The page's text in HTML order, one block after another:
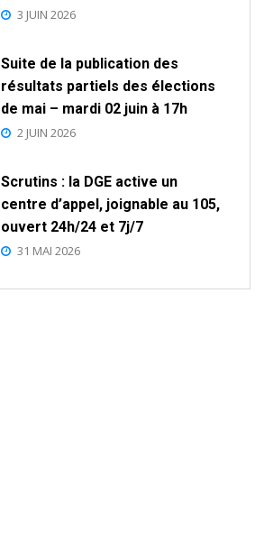
3 JUIN 2026
Suite de la publication des
résultats partiels des élections
de mai – mardi 02 juin à 17h
2 JUIN 2026
Scrutins : la DGE active un
centre d’appel, joignable au 105,
ouvert 24h/24 et 7j/7
31 MAI 2026